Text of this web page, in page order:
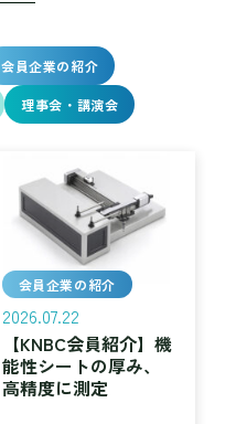
会員企業の紹介
理事会・講演会
会員企業の紹介
2026.07.22
【KNBC会員紹介】機
能性シートの厚み、
高精度に測定